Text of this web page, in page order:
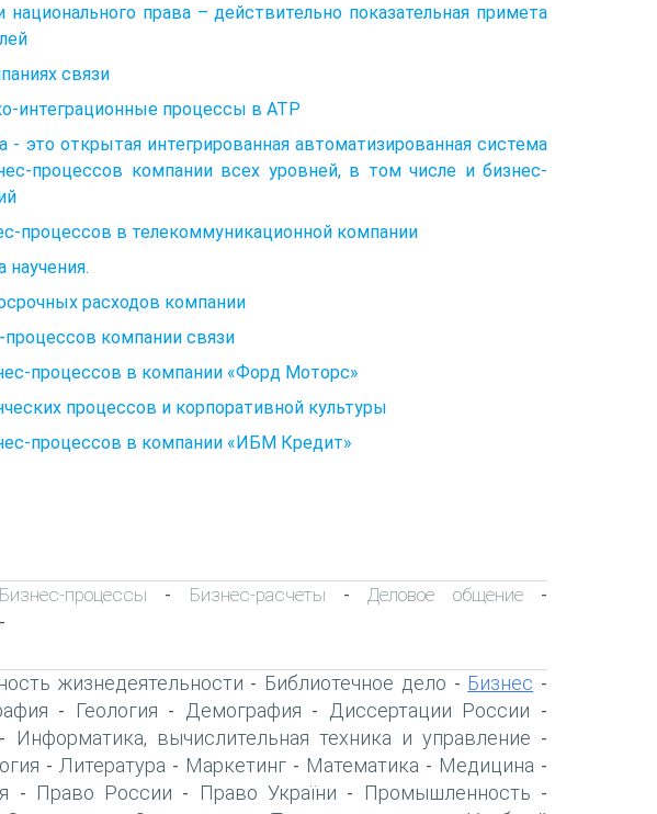
права – действительно показательная примета
связи
интеграционные процессы в АТР
это открытая интегрированная автоматизированная система
процессов компании всех уровней, в том числе и бизнес-
процессов в телекоммуникационной компании
научения.
расходов компании
компании связи
процессов в компании «Форд Моторс»
процессов и корпоративной культуры
процессов в компании «ИБМ Кредит»
Бизнес-процессы - Бизнес-расчеты - Деловое общение-
-
жизнедеятельности - Библиотечное дело - Бизнес -
- Геология - Демография - Диссертации России -
- Информатика, вычислительная техника и управление -
- Литература - Маркетинг - Математика - Медицина -
- Право России - Право України - Промышленность -